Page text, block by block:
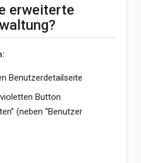
erweiterte
Benutzerdetailseite
Button
(neben “Benutzer